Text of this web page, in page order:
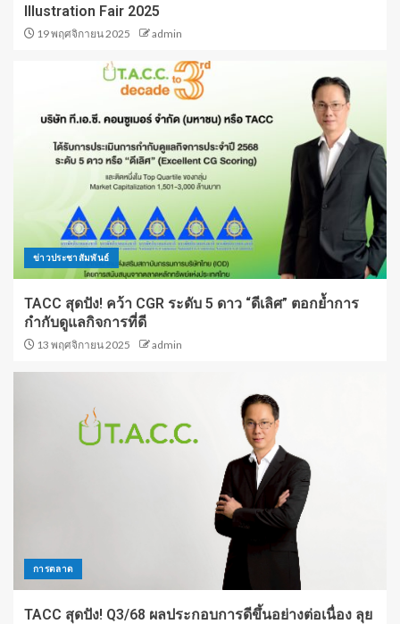
Illustration Fair 2025
19 พฤศจิกายน 2025 admin
ข่าวประชาสัมพันธ์
TACC สุดปัง! คว้า CGR ระดับ 5 ดาว “ดีเลิศ” ตอกย้ำการ
กำกับดูแลกิจการที่ดี
13 พฤศจิกายน 2025 admin
การตลาด
TACC สุดปัง! Q3/68 ผลประกอบการดีขึ้นอย่างต่อเนื่อง ลุย